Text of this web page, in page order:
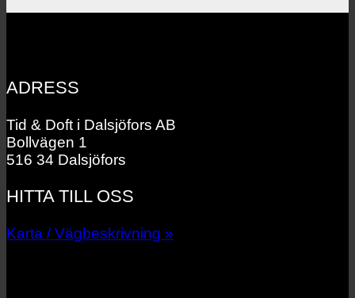
ADRESS
Tid & Doft i Dalsjöfors AB
Bollvägen 1
516 34 Dalsjöfors
HITTA TILL OSS
Karta / Vägbeskrivning »